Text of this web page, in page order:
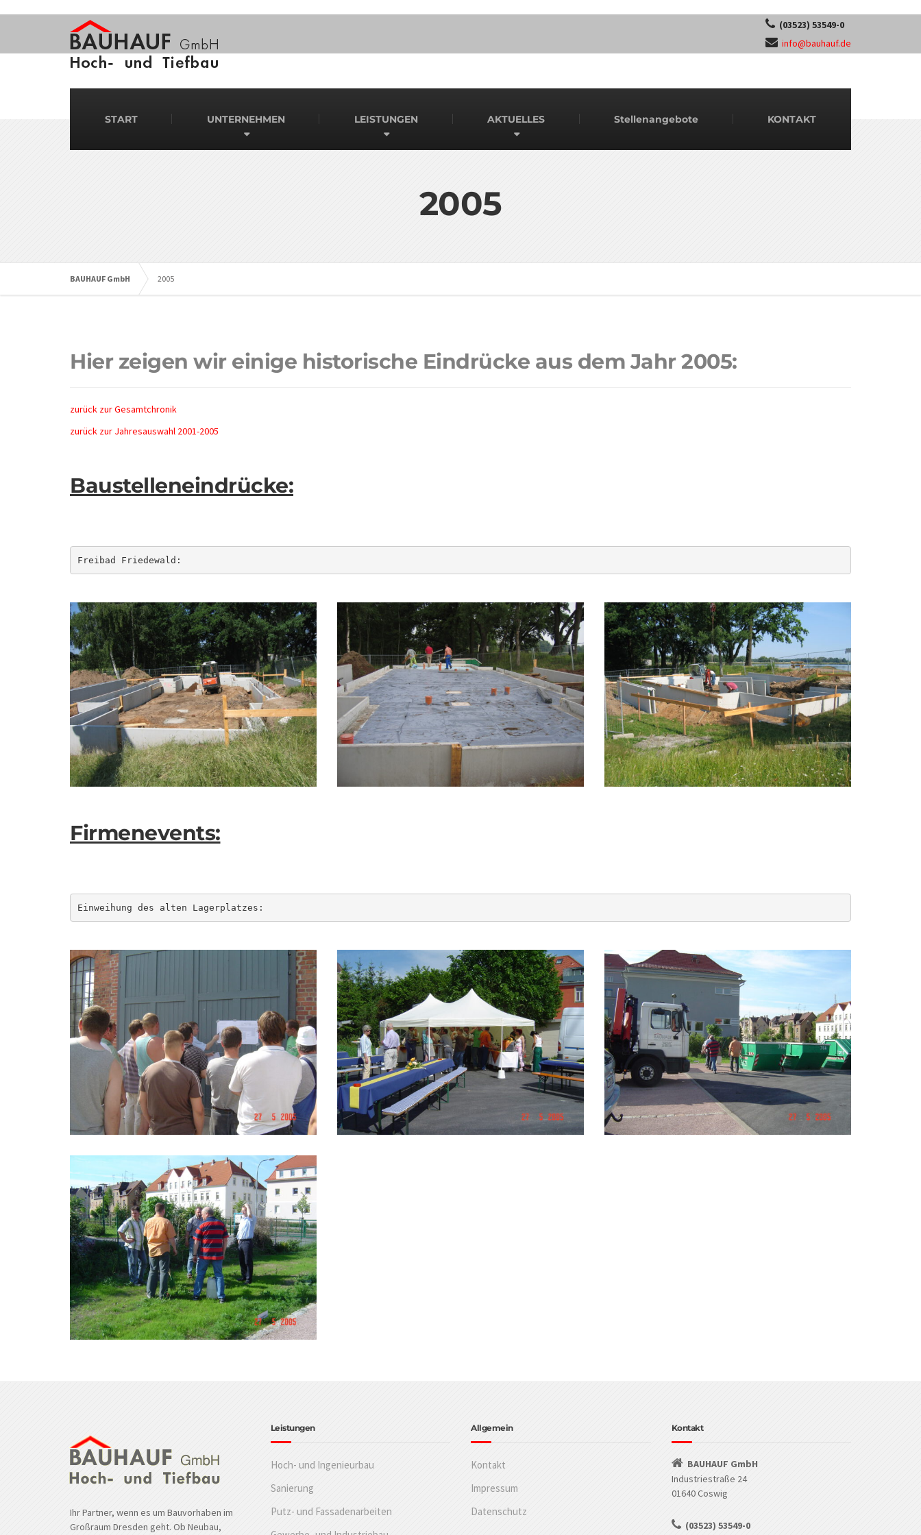
(03523) 53549-0
info@bauhauf.de
START UNTERNEHMEN LEISTUNGEN AKTUELLES Stellenangebote KONTAKT
2005
BAUHAUF GmbH 2005
Hier zeigen wir einige historische Eindrücke aus dem Jahr 2005:
zurück zur Gesamtchronik
zurück zur Jahresauswahl 2001-2005
Baustelleneindrücke:
Freibad Friedewald:
Firmenevents:
Einweihung des alten Lagerplatzes:
Ihr Partner, wenn es um Bauvorhaben im
Großraum Dresden geht. Ob Neubau,
Leistungen
Hoch- und Ingenieurbau
Sanierung
Putz- und Fassadenarbeiten
Allgemein
Kontakt
Impressum
Datenschutz
Kontakt
BAUHAUF GmbH
Industriestraße 24
01640 Coswig
(03523) 53549-0